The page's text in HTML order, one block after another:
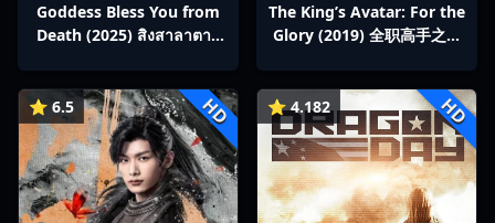
Goddess Bless You from
Death (2025) สิงสาลาตาย
The King’s Avatar: For the
Glory (2019) 全职高手之巅
⭐ 6.5 HD ⭐ 4.182 HD